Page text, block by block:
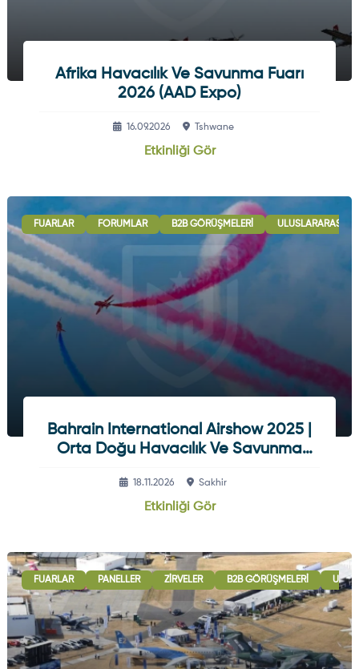
Afrika Havacılık Ve Savunma Fuarı
2026 (AAD Expo)
16.09.2026 Tshwane
Etkinliği Gör
FUARLAR FORUMLAR B2B GÖRÜŞMELERI ULUSLARARASI
Bahrain International Airshow 2025 |
Orta Doğu Havacılık Ve Savunma
18.11.2026 Sakhir
Etkinliği Gör
FUARLAR PANELLER ZIRVELER B2B GÖRÜŞMELERI